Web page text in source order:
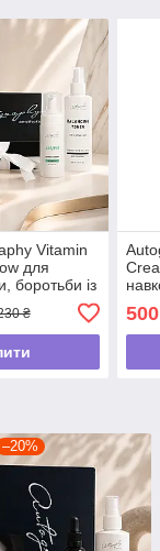
Vitamin
для
боротьби із
₴ 500
–20%